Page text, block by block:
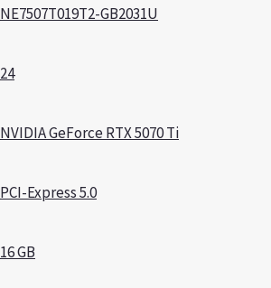
NE7507T019T2-GB2031U
24
NVIDIA GeForce RTX 5070 Ti
PCI-Express 5.0
16 GB